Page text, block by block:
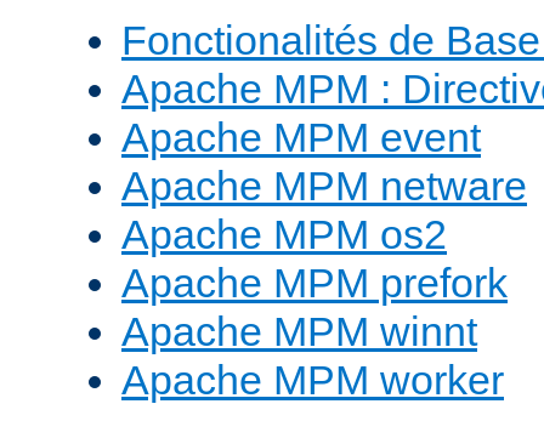
Fonctionalités de
Apache MPM :
Apache MPM event
Apache MPM netware
Apache MPM os2
Apache MPM prefork
Apache MPM winnt
Apache MPM worker